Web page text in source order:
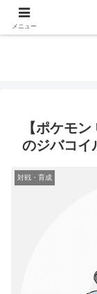
【ポケモ
のジバコイ
対戦・育成
メニュー